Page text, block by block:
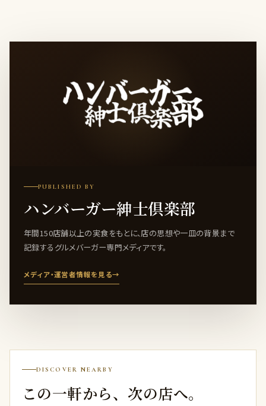
PUBLISHED BY
ハンバーガー紳士倶楽部
年間150店舗以上の実食をもとに、店の思想や一皿の背景まで
記録するグルメバーガー専門メディアです。
メディア・運営者情報を見る→
DISCOVER NEARBY
この一軒から、次の店へ。